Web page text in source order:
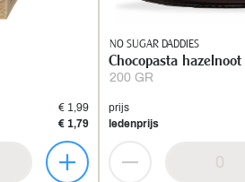
€ 1,99
€ 1,79
NO SUGAR DADDIES
200 GR
Chocopasta hazelnoot
prijs
ledenprijs